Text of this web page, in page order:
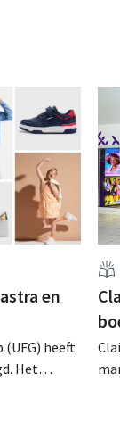
en
(UFG) heeft
Het